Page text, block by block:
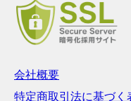
会社概要
特定商取引法に基づく